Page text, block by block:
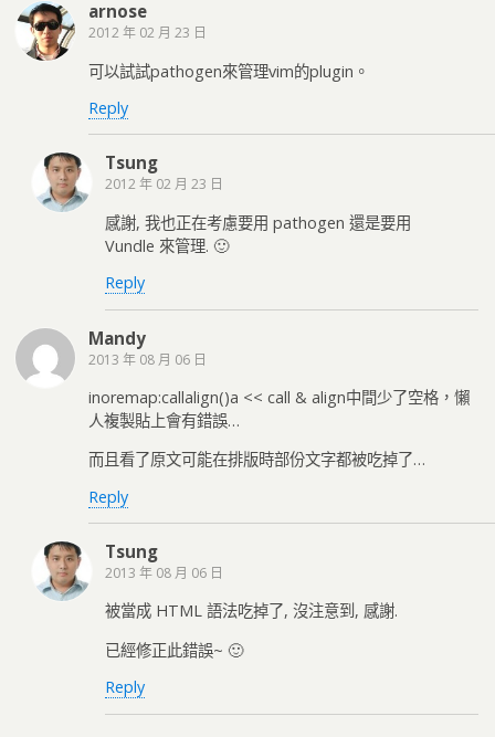
arnose
2012 年 02 月 23 日
可以試試pathogen來管理vim的plugin。
Reply
Tsung
2012 年 02 月 23 日
感謝, 我也正在考慮要用 pathogen 還是要用
Vundle 來管理. 🙂
Reply
Mandy
2013 年 08 月 06 日
inoremap:callalign()a << call & align中間少了空格，懶
人複製貼上會有錯誤…
而且看了原文可能在排版時部份文字都被吃掉了…
Reply
Tsung
2013 年 08 月 06 日
被當成 HTML 語法吃掉了, 沒注意到, 感謝.
已經修正此錯誤~ 🙂
Reply